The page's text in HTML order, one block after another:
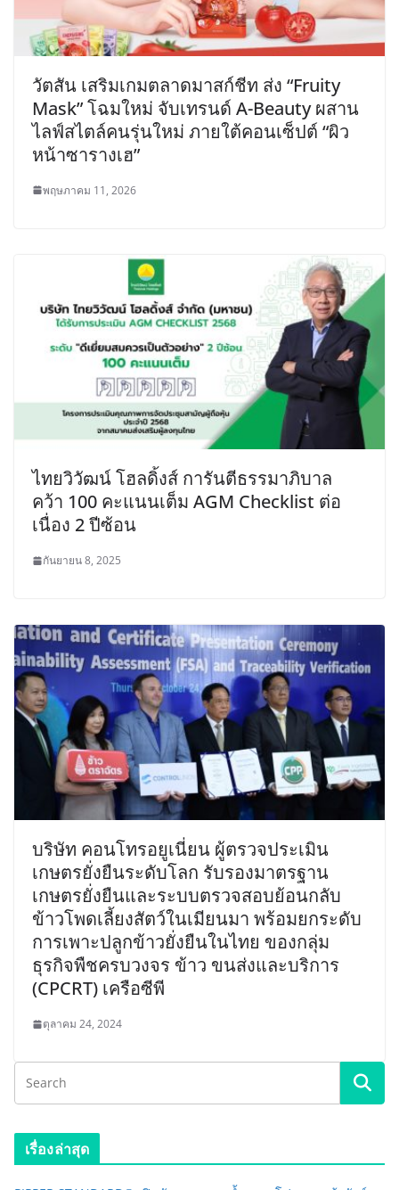
วัตสัน เสริมเกมตลาดมาสก์ชีท ส่ง “Fruity
Mask” โฉมใหม่ จับเทรนด์ A-Beauty ผสาน
ไลฟ์สไตล์คนรุ่นใหม่ ภายใต้คอนเซ็ปต์ “ผิว
หน้าซารางเฮ”
พฤษภาคม 11, 2026
ไทยวิวัฒน์ โฮลดิ้งส์ การันตีธรรมาภิบาล
คว้า 100 คะแนนเต็ม AGM Checklist ต่อ
เนื่อง 2 ปีซ้อน
กันยายน 8, 2025
บริษัท คอนโทรอยูเนี่ยน ผู้ตรวจประเมิน
เกษตรยั่งยืนระดับโลก รับรองมาตรฐาน
เกษตรยั่งยืนและระบบตรวจสอบย้อนกลับ
ข้าวโพดเลี้ยงสัตว์ในเมียนมา พร้อมยกระดับ
การเพาะปลูกข้าวยั่งยืนในไทย ของกลุ่ม
ธุรกิจพืชครบวงจร ข้าว ขนส่งและบริการ
(CPCRT) เครือซีพี
ตุลาคม 24, 2024
เรื่องล่าสุด